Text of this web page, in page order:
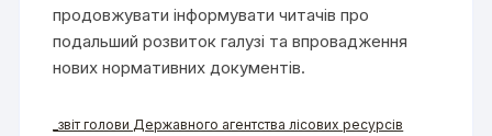
продовжувати інформувати читачів про
подальший розвиток галузі та впровадження
нових нормативних документів.
_звіт голови Державного агентства лісових ресурсів